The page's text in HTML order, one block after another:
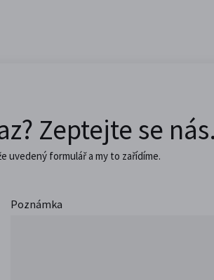
Zeptejte se
uvedený formulář a my to zařídíme.
Poznámka